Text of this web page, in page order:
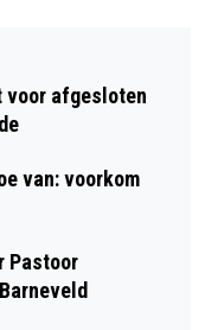
voor afgesloten
van: voorkom
Pastoor